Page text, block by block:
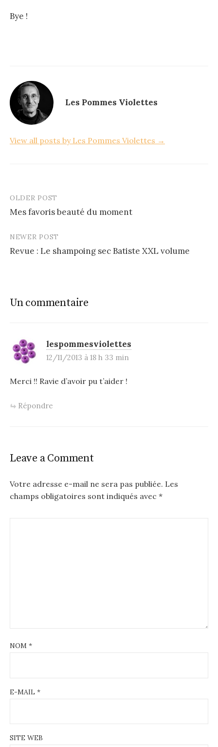
Bye !
Les Pommes Violettes
View all posts by Les Pommes Violettes →
Post
navigation
OLDER POST
Mes favoris beauté du moment
NEWER POST
Revue : Le shampoing sec Batiste XXL volume
Un commentaire
lespommesviolettes
12/11/2013 à 18 h 33 min
Merci !! Ravie d’avoir pu t’aider !
Répondre
Leave a Comment
Votre adresse e-mail ne sera pas publiée. Les
champs obligatoires sont indiqués avec *
NOM *
E-MAIL *
SITE WEB